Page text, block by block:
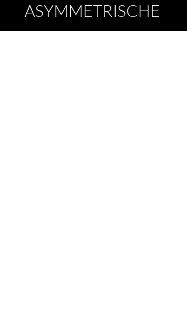
ASYMMETRISCHE